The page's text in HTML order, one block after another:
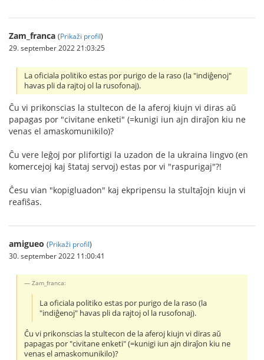
Zam_franca (Prikaži profil)
29. september 2022 21:03:25
La oficiala politiko estas por purigo de la raso (la "indiĝenoj"
havas pli da rajtoj ol la rusofonaj).
Ĉu vi prikonscias la stultecon de la aferoj kiujn vi diras aŭ
papagas por "civitane enketi" (=kunigi iun ajn diraĵon kiu ne
venas el amaskomunikilo)?
Ĉu vere leĝoj por plifortigi la uzadon de la ukraina lingvo (en
komercejoj kaj ŝtataj servoj) estas por vi "raspurigaj"?!
Ĉesu vian "kopigluadon" kaj ekpripensu la stultaĵojn kiujn vi
reafiŝas.
amigueo (Prikaži profil)
30. september 2022 11:00:41
Zam_franca:
La oficiala politiko estas por purigo de la raso (la
"indiĝenoj" havas pli da rajtoj ol la rusofonaj).
Ĉu vi prikonscias la stultecon de la aferoj kiujn vi diras aŭ
papagas por "civitane enketi" (=kunigi iun ajn diraĵon kiu ne
venas el amaskomunikilo)?